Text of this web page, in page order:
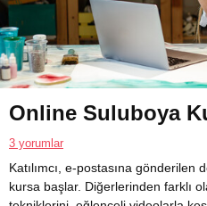
Online Suluboya
3 yorumlar
Katılımcı, e-postasına gönderilen
kursa başlar. Diğerlerinden farklı